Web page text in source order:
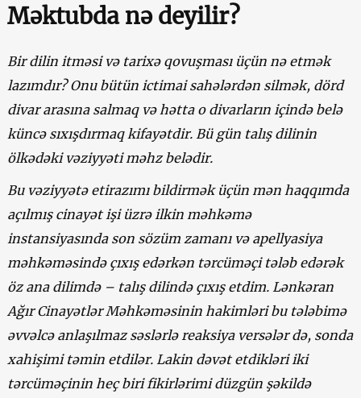
Məktubda nə deyilir?
Bir dilin itməsi və tarixə qovuşması üçün nə etmək
lazımdır? Onu bütün ictimai sahələrdən silmək, dörd
divar arasına salmaq və hətta o divarların içində belə
küncə sıxışdırmaq kifayətdir. Bü gün talış dilinin
ölkədəki vəziyyəti məhz belədir.
Bu vəziyyətə etirazımı bildirmək üçün mən haqqımda
açılmış cinayət işi üzrə ilkin məhkəmə
instansiyasında son sözüm zamanı və apellyasiya
məhkəməsində çıxış edərkən tərcüməçi tələb edərək
öz ana dilimdə – talış dilində çıxış etdim. Lənkəran
Ağır Cinayətlər Məhkəməsinin hakimləri bu tələbimə
əvvəlcə anlaşılmaz səslərlə reaksiya versələr də, sonda
xahişimi təmin etdilər. Lakin dəvət etdikləri iki
tərcüməçinin heç biri fikirlərimi düzgün şəkildə